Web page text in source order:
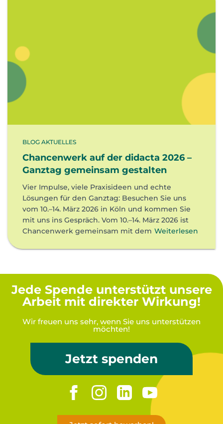
BLOG AKTUELLES
Chancenwerk auf der didacta 2026 –
Ganztag gemeinsam gestalten
Vier Impulse, viele Praxisideen und echte
Lösungen für den Ganztag: Besuchen Sie uns
vom 10.–14. März 2026 in Köln und kommen Sie
mit uns ins Gespräch. Vom 10.–14. März 2026 ist
Chancenwerk gemeinsam mit dem Weiterlesen
Jede Spende unterstützt unsere
Arbeit mit direkter Wirkung!
Wir freuen uns sehr, wenn Sie uns unterstützen
möchten!
Jetzt spenden